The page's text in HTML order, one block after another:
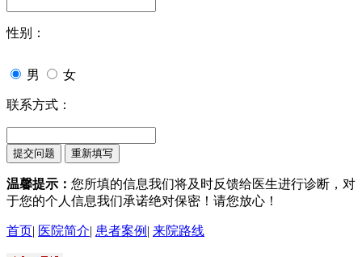
性别：
男 女
联系方式：
温馨提示： 您所填的信息我们将及时反馈给医生进行诊断，对
于您的个人信息我们承诺绝对保密！请您放心！
首页| 医院简介| 患者案例 | 来院路线